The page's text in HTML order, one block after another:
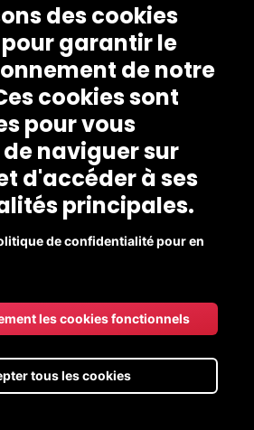
des cookies
garantir le
de notre
cookies sont
pour vous
naviguer sur
d'accéder à ses
principales.
de confidentialité pour en
les cookies fonctionnels
tous les cookies